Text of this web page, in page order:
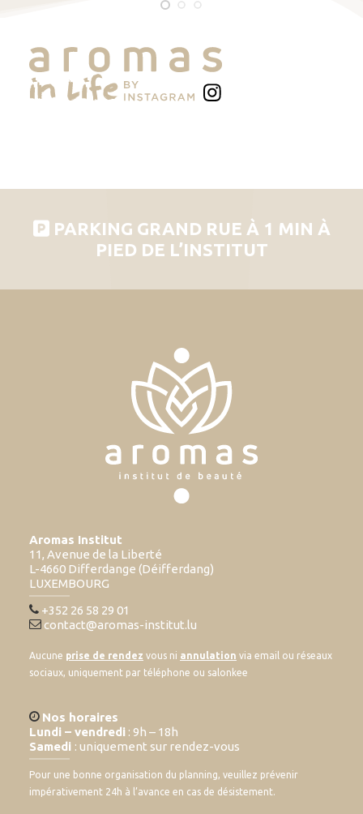
PARKING GRAND RUE À 1 MIN À
PIED DE L’INSTITUT
Aromas Institut
11, Avenue de la Liberté
L-4660 Differdange (Déifferdang)
LUXEMBOURG
+352 26 58 29 01
contact@aromas-institut.lu
Aucune prise de rendez vous ni annulation via email ou réseaux
sociaux, uniquement par téléphone ou salonkee
Nos horaires
Lundi – vendredi : 9h – 18h
Samedi : uniquement sur rendez-vous
Pour une bonne organisation du planning, veuillez prévenir
impérativement 24h à l’avance en cas de désistement.